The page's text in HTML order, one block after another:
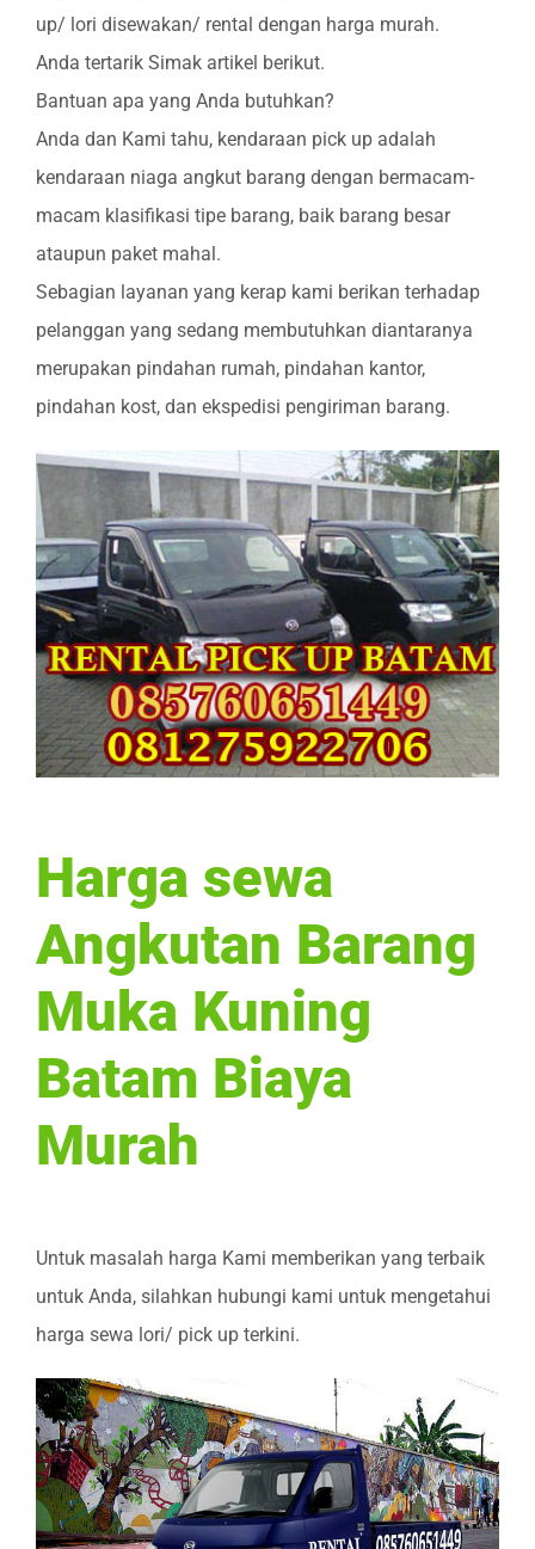
up/ lori disewakan/ rental dengan harga murah.
Anda tertarik Simak artikel berikut.
Bantuan apa yang Anda butuhkan?
Anda dan Kami tahu, kendaraan pick up adalah
kendaraan niaga angkut barang dengan bermacam-
macam klasifikasi tipe barang, baik barang besar
ataupun paket mahal.
Sebagian layanan yang kerap kami berikan terhadap
pelanggan yang sedang membutuhkan diantaranya
merupakan pindahan rumah, pindahan kantor,
pindahan kost, dan ekspedisi pengiriman barang.
Harga sewa
Angkutan Barang
Muka Kuning
Batam Biaya
Murah
Untuk masalah harga Kami memberikan yang terbaik
untuk Anda, silahkan hubungi kami untuk mengetahui
harga sewa lori/ pick up terkini.